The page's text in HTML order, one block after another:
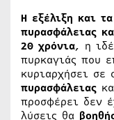
Η εξέλιξη και
πυρασφάλειας
20 χρόνια, η
πυρκαγιάς που
κυριαρχήσει σε
πυρασφάλειας
προσφέρει δεν
λύσεις θα